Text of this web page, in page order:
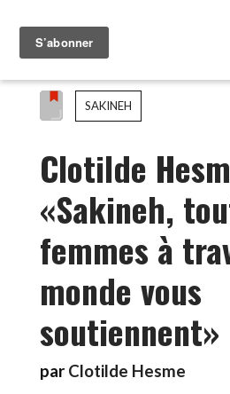
SAKINEH
Clotilde
«Sakineh,
femmes à
monde vous
soutiennent»
par Clotilde Hesme